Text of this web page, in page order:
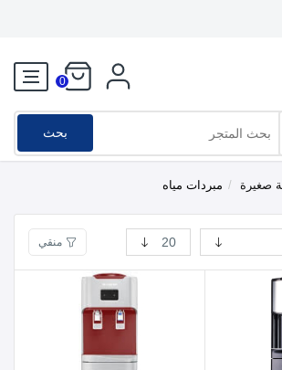
0
بحث
صغيرة / مبردات مياه
منقي